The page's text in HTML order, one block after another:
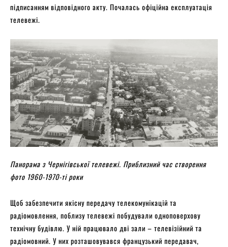
підписанням відповідного акту. Почалась офіційна експлуатація
телевежі.
Панорама з Чернігівської телевежі. Приблизний час створення
фото 1960-1970-ті роки
Щоб забезпечити якісну передачу телекомунікацій та
радіомовлення, поблизу телевежі побудували одноповерхову
технічну будівлю. У ній працювало дві зали – телевізійний та
радіомовний. У них розташовувався французький передавач,